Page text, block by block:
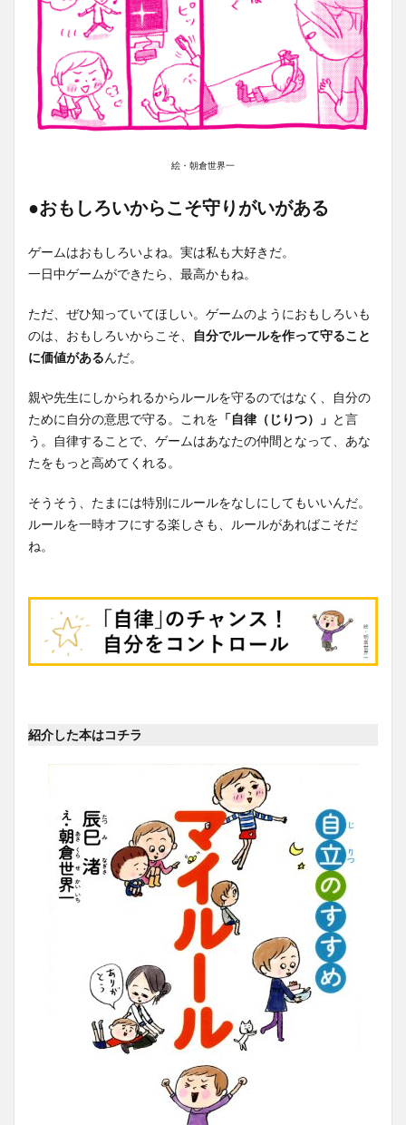
絵・朝倉世界一
●おもしろいからこそ守りがいがある
ゲームはおもしろいよね。実は私も大好きだ。
一日中ゲームができたら、最高かもね。
ただ、ぜひ知っていてほしい。ゲームのようにおもしろいも
のは、おもしろいからこそ、
自分でルールを作って守ること
に価値があるんだ。
親や先生にしかられるからルールを守るのではなく、自分の
ために自分の意思で守る。これを 「自律（じりつ）」 と言
う。自律することで、ゲームはあなたの仲間となって、あな
たをもっと高めてくれる。
そうそう、たまには特別にルールをなしにしてもいいんだ。
ルールを一時オフにする楽しさも、ルールがあればこそだ
ね。
紹介した本はコチラ